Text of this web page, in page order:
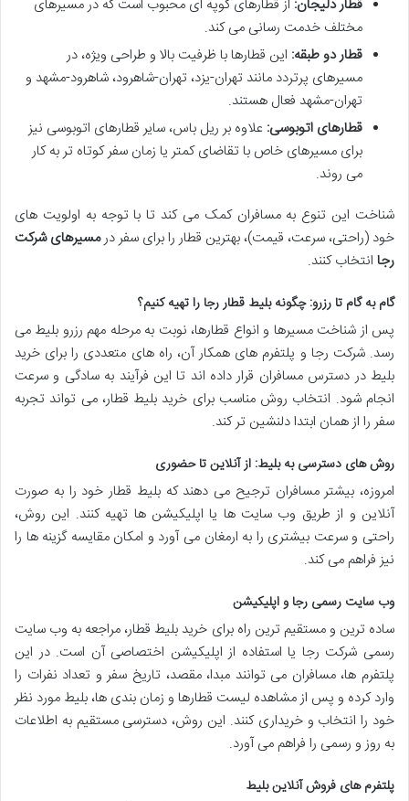
قطار دلیجان: از قطارهای کوپه ای محبوب است که در مسیرهای
مختلف خدمت رسانی می کند.
قطار دو طبقه: این قطارها با ظرفیت بالا و طراحی ویژه، در
مسیرهای پرتردد مانند تهران-یزد، تهران-شاهرود، شاهرود-مشهد و
تهران-مشهد فعال هستند.
قطارهای اتوبوسی: علاوه بر ریل باس، سایر قطارهای اتوبوسی نیز
برای مسیرهای خاص با تقاضای کمتر یا زمان سفر کوتاه تر به کار
می روند.
شناخت این تنوع به مسافران کمک می کند تا با توجه به اولویت های
خود (راحتی، سرعت، قیمت)، بهترین قطار را برای سفر درمسیرهای شرکت
رجا انتخاب کنند.
گام به گام تا رزرو: چگونه بلیط قطار رجا را تهیه کنیم؟
پس از شناخت مسیرها و انواع قطارها، نوبت به مرحله مهم رزرو بلیط می
رسد. شرکت رجا و پلتفرم های همکار آن، راه های متعددی را برای خرید
بلیط در دسترس مسافران قرار داده اند تا این فرآیند به سادگی و سرعت
انجام شود. انتخاب روش مناسب برای خرید بلیط قطار، می تواند تجربه
سفر را از همان ابتدا دلنشین تر کند.
روش های دسترسی به بلیط: از آنلاین تا حضوری
امروزه، بیشتر مسافران ترجیح می دهند که بلیط قطار خود را به صورت
آنلاین و از طریق وب سایت ها یا اپلیکیشن ها تهیه کنند. این روش،
راحتی و سرعت بیشتری را به ارمغان می آورد و امکان مقایسه گزینه ها را
نیز فراهم می کند.
وب سایت رسمی رجا و اپلیکیشن
ساده ترین و مستقیم ترین راه برای خرید بلیط قطار، مراجعه به وب سایت
رسمی شرکت رجا یا استفاده از اپلیکیشن اختصاصی آن است. در این
پلتفرم ها، مسافران می توانند مبدا، مقصد، تاریخ سفر و تعداد نفرات را
وارد کرده و پس از مشاهده لیست قطارها و زمان بندی ها، بلیط مورد نظر
خود را انتخاب و خریداری کنند. این روش، دسترسی مستقیم به اطلاعات
به روز و رسمی را فراهم می آورد.
پلتفرم های فروش آنلاین بلیط